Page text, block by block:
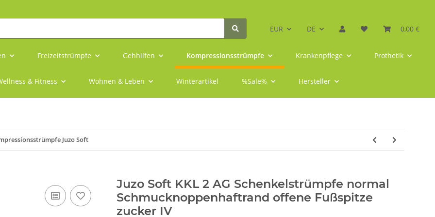
EUR DE 0,00 €
Freizeitstrümpfe Gehhilfen Kompressionsstrümpfe Krankenpflege Prothetik
& Fitness Wohnen & Leben Winterartikel %Sale% Hersteller
Juzo Soft
Juzo Soft KKL 2 AG Schenkelstrümpfe normal
Schmucknoppenhaftrand offene Fußspitze
zucker IV